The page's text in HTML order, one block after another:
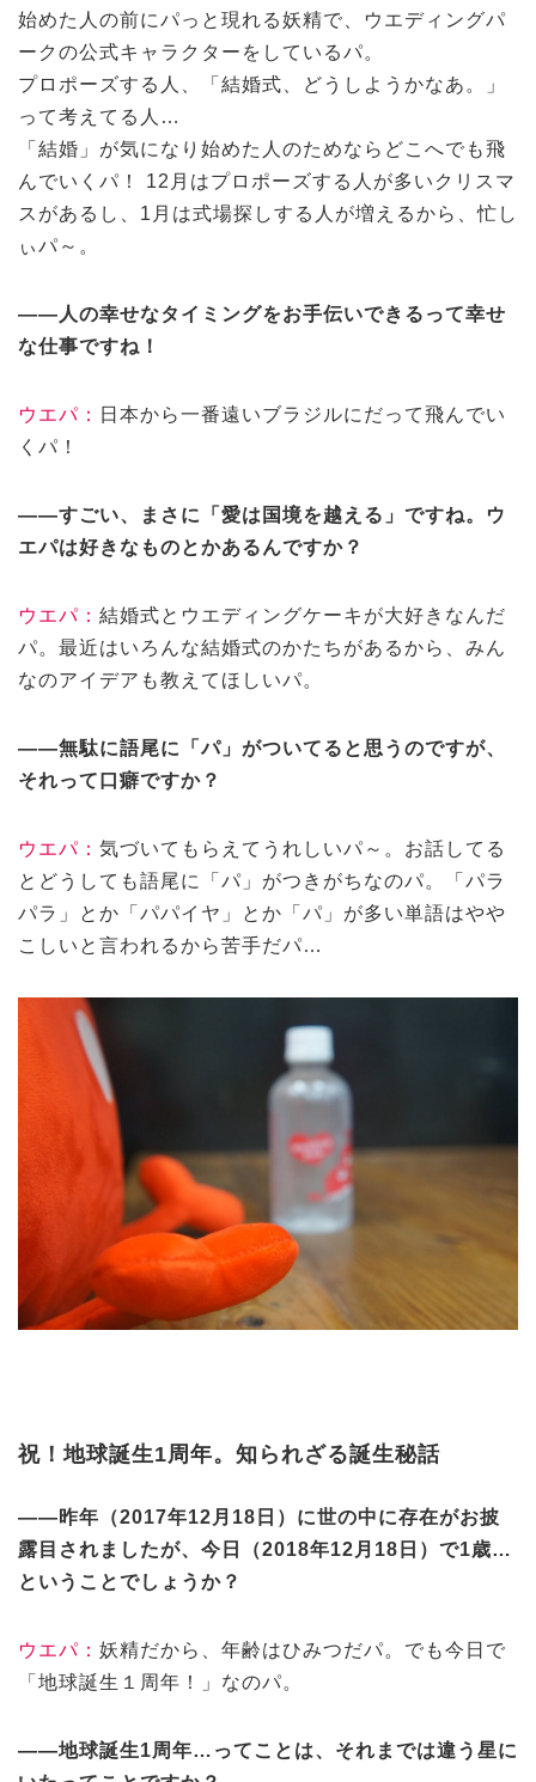
始めた人の前にパっと現れる妖精で、ウエディングパ
ークの公式キャラクターをしているパ。
プロポーズする人、「結婚式、どうしようかなあ。」
って考えてる人…
「結婚」が気になり始めた人のためならどこへでも飛
んでいくパ！ 12月はプロポーズする人が多いクリスマ
スがあるし、1月は式場探しする人が増えるから、忙し
ぃパ～。
——人の幸せなタイミングをお手伝いできるって幸せ
な仕事ですね！
ウエパ：
日本から一番遠いブラジルにだって飛んでい
くパ！
——すごい、まさに「愛は国境を越える」ですね。ウ
エパは好きなものとかあるんですか？
ウエパ： 結婚式とウエディングケーキが大好きなんだ
パ。最近はいろんな結婚式のかたちがあるから、みん
なのアイデアも教えてほしいパ。
——無駄に語尾に「パ」がついてると思うのですが、
それって口癖ですか？
ウエパ： 気づいてもらえてうれしいパ～。お話してる
とどうしても語尾に「パ」がつきがちなのパ。「パラ
パラ」とか「パパイヤ」とか「パ」が多い単語はやや
こしいと言われるから苦手だパ…
祝！地球誕生1周年。知られざる誕生秘話
——昨年（2017年12月18日）に世の中に存在がお披
露目されましたが、今日（2018年12月18日）で1歳…
ということでしょうか？
ウエパ： 妖精だから、年齢はひみつだパ。でも今日で
「地球誕生１周年！」なのパ。
——地球誕生1周年…ってことは、それまでは違う星に